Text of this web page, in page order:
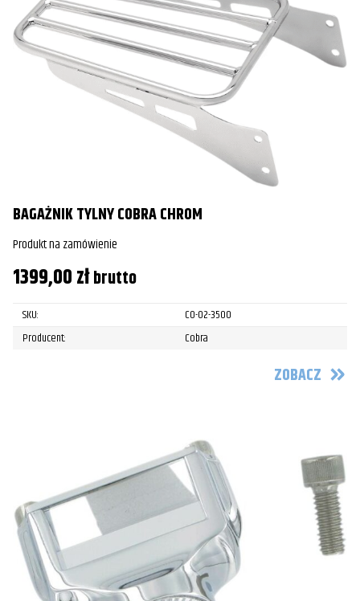
BAGAŻNIK TYLNY COBRA CHROM
Produkt na zamówienie
1399,00złbrutto
SKU:
CO-02-3500
Producent:
Cobra
ZOBACZ